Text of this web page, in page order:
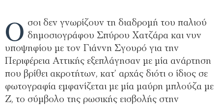
Ό σοι δεν γνωρίζουν τη διαδρομή του παλιού
δημοσιογράφου Σπύρου Χατζάρα και νυν
υποψηφίου με τον Γιάννη Σγουρό για την
Περιφέρεια Αττικής εξεπλάγησαν με μία ανάρτηση
που βρίθει ακροτήτων, κατ’ αρχάς διότι ο ίδιος σε
φωτογραφία εμφανίζεται με μία μαύρη μπλούζα με
Ζ, το σύμβολο της ρωσικής εισβολής στην